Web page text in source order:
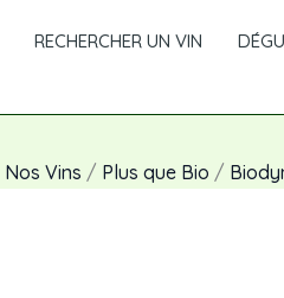
RECHERCHER UN VIN
Nos Vins / Plus que Bio /